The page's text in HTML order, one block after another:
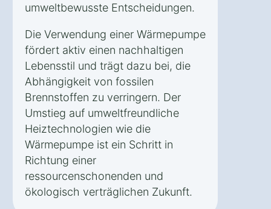
umweltbewusste Entscheidungen.
Die Verwendung einer Wärmepumpe
fördert aktiv einen nachhaltigen
Lebensstil und trägt dazu bei, die
Abhängigkeit von fossilen
Brennstoffen zu verringern. Der
Umstieg auf umweltfreundliche
Heiztechnologien wie die
Wärmepumpe ist ein Schritt in
Richtung einer
ressourcenschonenden und
ökologisch verträglichen Zukunft.